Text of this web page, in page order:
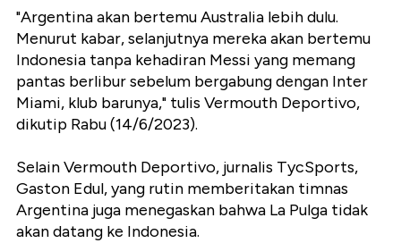
"Argentina akan bertemu Australia lebih dulu.
Menurut kabar, selanjutnya mereka akan bertemu
Indonesia tanpa kehadiran Messi yang memang
pantas berlibur sebelum bergabung dengan Inter
Miami, klub barunya," tulis Vermouth Deportivo,
dikutip Rabu (14/6/2023).
Selain Vermouth Deportivo, jurnalis TycSports,
Gaston Edul, yang rutin memberitakan timnas
Argentina juga menegaskan bahwa La Pulga tidak
akan datang ke Indonesia.